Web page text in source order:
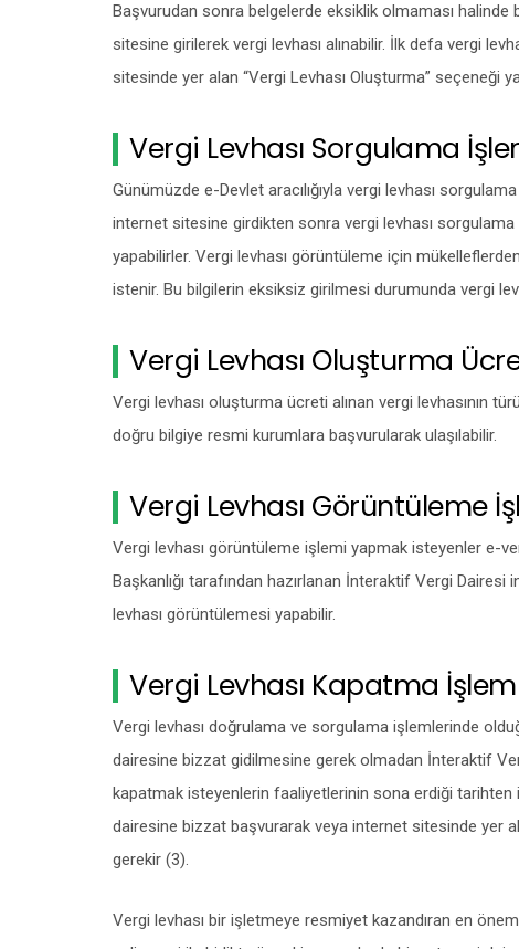
Başvurudan sonra belgelerde eksiklik olmaması halinde
sitesine girilerek vergi levhası alınabilir. İlk defa vergi
sitesinde yer alan “Vergi Levhası Oluşturma” seçeneği
Vergi Levhası Sorgulama
Günümüzde e-Devlet aracılığıyla vergi levhası
internet sitesine girdikten sonra vergi levhası
yapabilirler. Vergi levhası görüntüleme için
istenir. Bu bilgilerin eksiksiz girilmesi durumunda vergi
Vergi Levhası Oluşturma
Vergi levhası oluşturma ücreti alınan vergi levhasının
doğru bilgiye resmi kurumlara başvurularak ulaşılabilir.
Vergi Levhası Görüntüleme
Vergi levhası görüntüleme işlemi yapmak isteyenler e-
Başkanlığı tarafından hazırlanan İnteraktif Vergi
levhası görüntülemesi yapabilir.
Vergi Levhası Kapatma İşlemi
Vergi levhası doğrulama ve sorgulama işlemlerinde
dairesine bizzat gidilmesine gerek olmadan İnteraktif
kapatmak isteyenlerin faaliyetlerinin sona erdiği tarihten
dairesine bizzat başvurarak veya internet sitesinde yer
gerekir (3).
Vergi levhası bir işletmeye resmiyet kazandıran en